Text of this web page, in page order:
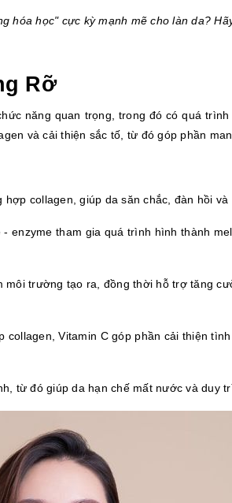
học" cực kỳ mạnh mẽ cho làn da?
Rỡ
năng quan trọng, trong đó có quá
và cải thiện sắc tố, từ đó góp phần
collagen, giúp da săn chắc, đàn hồi và
enzyme tham gia quá trình hình thành
môi trường tạo ra, đồng thời hỗ trợ tăng
Vitamin C góp phần cải thiện
từ đó giúp da hạn chế mất nước và duy